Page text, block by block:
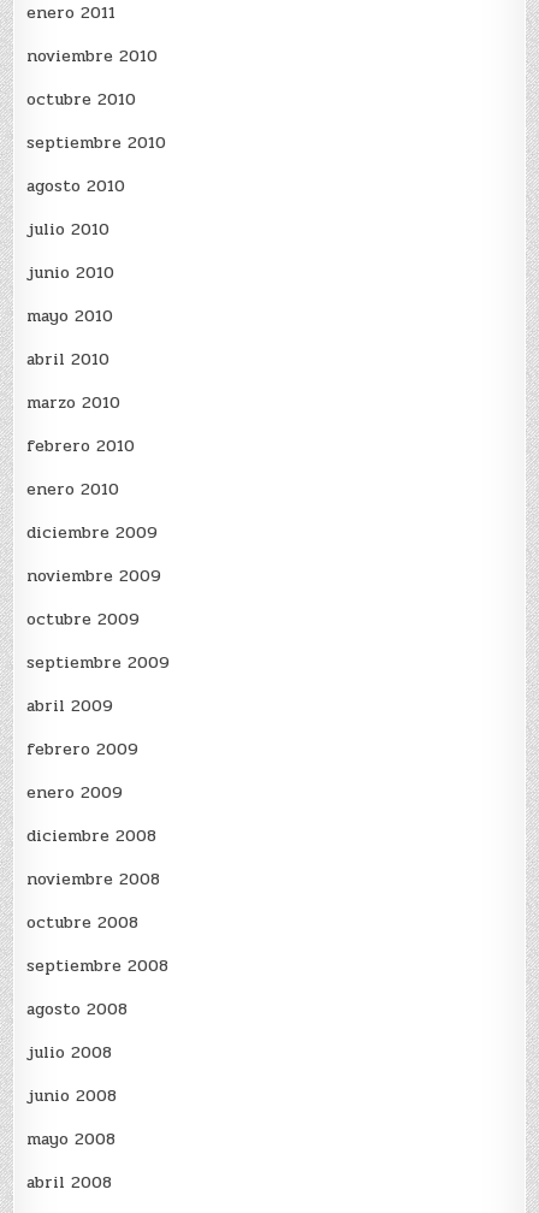
enero 2011
noviembre 2010
octubre 2010
septiembre 2010
agosto 2010
julio 2010
junio 2010
mayo 2010
abril 2010
marzo 2010
febrero 2010
enero 2010
diciembre 2009
noviembre 2009
octubre 2009
septiembre 2009
abril 2009
febrero 2009
enero 2009
diciembre 2008
noviembre 2008
octubre 2008
septiembre 2008
agosto 2008
julio 2008
junio 2008
mayo 2008
abril 2008